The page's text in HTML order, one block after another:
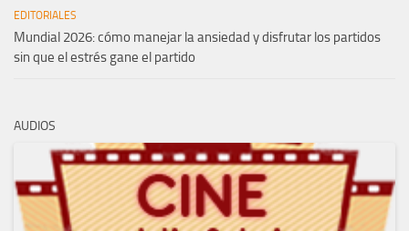
EDITORIALES
Mundial 2026: cómo manejar la ansiedad y disfrutar los partidos
sin que el estrés gane el partido
AUDIOS